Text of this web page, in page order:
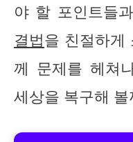
야 할 포인트들
결법을 친절하게
께 문제를 헤쳐
세상을 복구해 볼